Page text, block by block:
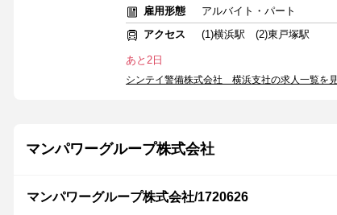
雇用形態
アルバイト・パート
アクセス
(1)横浜駅 (2)東戸塚駅
あと2日
シンテイ警備株式会社 横浜支社の求人一覧を
マンパワーグループ株式会社
マンパワーグループ株式会社/1720626